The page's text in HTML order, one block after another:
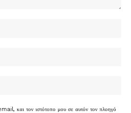
και τον ιστότοπο μου σε αυτόν τον πλοηγό